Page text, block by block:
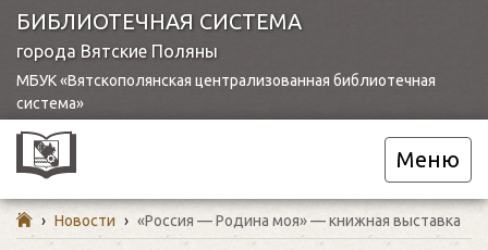
БИБЛИОТЕЧНАЯ СИСТЕМА
города Вятские Поляны
МБУК «Вятскополянская централизованная библиотечная
система»
Меню
› Новости › «Россия — Родина моя» — книжная выставка